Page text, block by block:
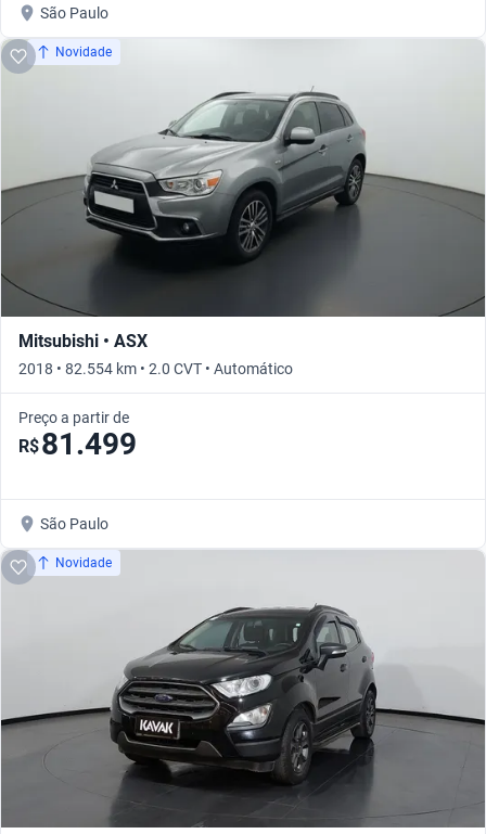
São Paulo
Novidade
Mitsubishi • ASX
2018 • 82.554 km • 2.0 CVT • Automático
Preço a partir de
R$81.499
São Paulo
Novidade